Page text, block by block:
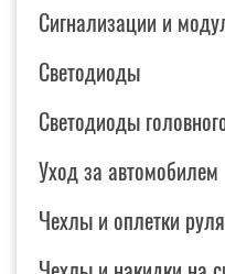
Сигнализации и
Светодиоды
Светодиоды
Уход за автомобилем
Чехлы и оплетки руля